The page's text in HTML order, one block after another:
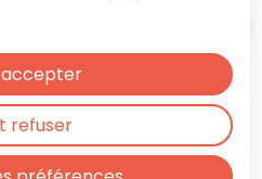
refuser